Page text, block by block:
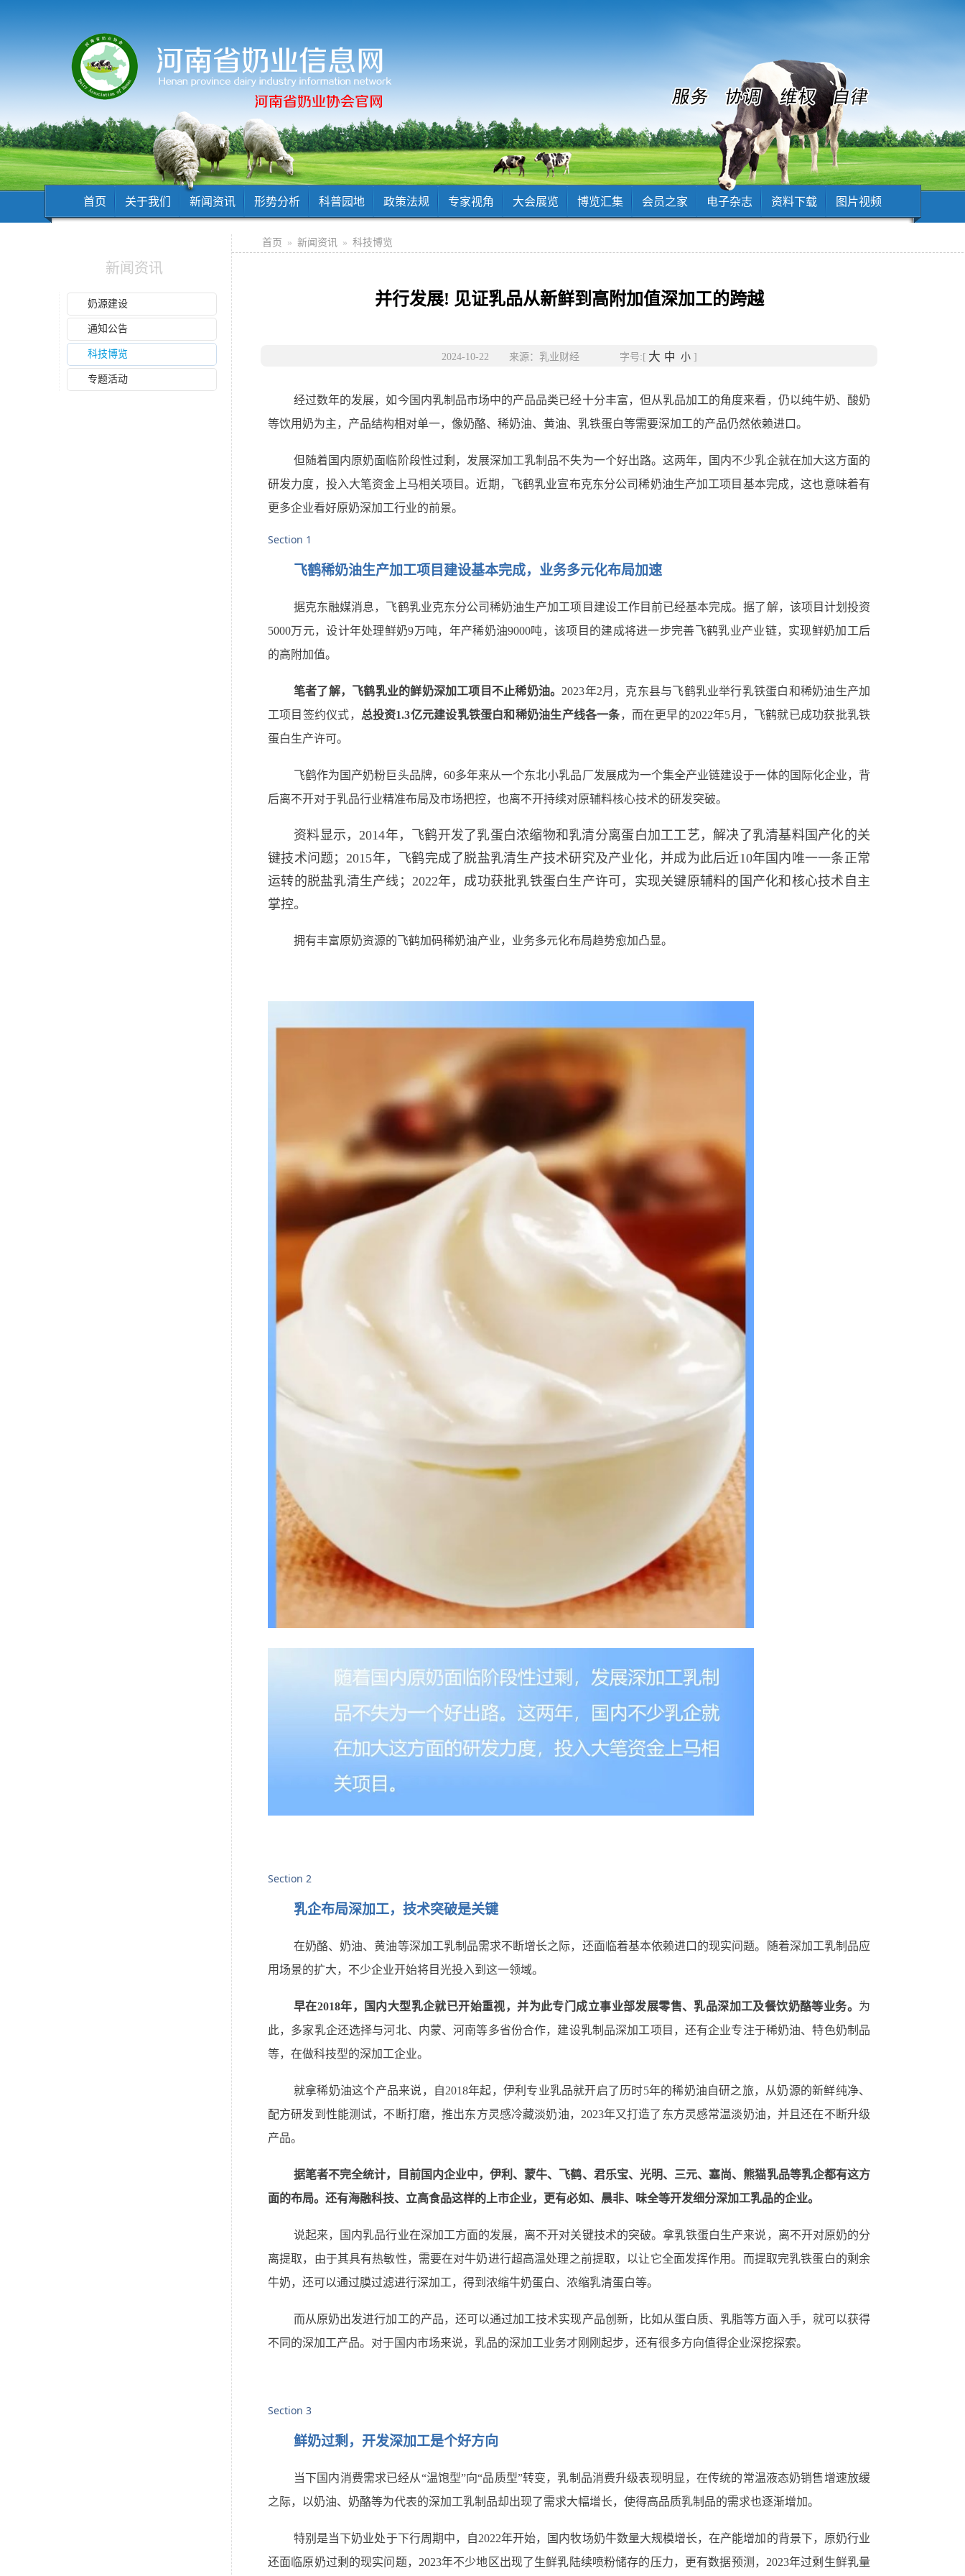
首页 关于我们 新闻资讯 形势分析 科普园地 政策法规 专家视角 大会展览 博览汇集 会员之家 电子杂志 资料下载 图片视频
新闻资讯
奶源建设
通知公告
科技博览
专题活动
首页 » 新闻资讯 » 科技博览
并行发展! 见证乳品从新鲜到高附加值深加工的跨越
2024-10-22 来源：乳业财经 字号:[大 中 小 ]
经过数年的发展，如今国内乳制品市场中的产品品类已经十分丰富，但从乳品加工的角度来看，仍以纯牛奶、酸奶
等饮用奶为主，产品结构相对单一，像奶酪、稀奶油、黄油、乳铁蛋白等需要深加工的产品仍然依赖进口。
但随着国内原奶面临阶段性过剩，发展深加工乳制品不失为一个好出路。这两年，国内不少乳企就在加大这方面的
研发力度，投入大笔资金上马相关项目。近期，飞鹤乳业宣布克东分公司稀奶油生产加工项目基本完成，这也意味着有
更多企业看好原奶深加工行业的前景。
Section 1
飞鹤稀奶油生产加工项目建设基本完成，业务多元化布局加速
据克东融媒消息，飞鹤乳业克东分公司稀奶油生产加工项目建设工作目前已经基本完成。据了解，该项目计划投资
5000万元，设计年处理鲜奶9万吨，年产稀奶油9000吨，该项目的建成将进一步完善飞鹤乳业产业链，实现鲜奶加工后
的高附加值。
笔者了解，飞鹤乳业的鲜奶深加工项目不止稀奶油。 2023年2月，克东县与飞鹤乳业举行乳铁蛋白和稀奶油生产加
工项目签约仪式， 总投资1.3亿元建设乳铁蛋白和稀奶油生产线各一条，而在更早的2022年5月，飞鹤就已成功获批乳铁
蛋白生产许可。
飞鹤作为国产奶粉巨头品牌，60多年来从一个东北小乳品厂发展成为一个集全产业链建设于一体的国际化企业，背
后离不开对于乳品行业精准布局及市场把控，也离不开持续对原辅料核心技术的研发突破。
资料显示，2014年，飞鹤开发了乳蛋白浓缩物和乳清分离蛋白加工工艺，解决了乳清基料国产化的关
键技术问题；2015年，飞鹤完成了脱盐乳清生产技术研究及产业化，并成为此后近10年国内唯一一条正常
运转的脱盐乳清生产线；2022年，成功获批乳铁蛋白生产许可，实现关键原辅料的国产化和核心技术自主
掌控。
拥有丰富原奶资源的飞鹤加码稀奶油产业，业务多元化布局趋势愈加凸显。
Section 2
乳企布局深加工，技术突破是关键
在奶酪、奶油、黄油等深加工乳制品需求不断增长之际，还面临着基本依赖进口的现实问题。随着深加工乳制品应
用场景的扩大，不少企业开始将目光投入到这一领域。
早在2018年，国内大型乳企就已开始重视，并为此专门成立事业部发展零售、乳品深加工及餐饮奶酪等业务。 为
此，多家乳企还选择与河北、内蒙、河南等多省份合作，建设乳制品深加工项目，还有企业专注于稀奶油、特色奶制品
等，在做科技型的深加工企业。
就拿稀奶油这个产品来说，自2018年起，伊利专业乳品就开启了历时5年的稀奶油自研之旅，从奶源的新鲜纯净、
配方研发到性能测试，不断打磨，推出东方灵感冷藏淡奶油，2023年又打造了东方灵感常温淡奶油，并且还在不断升级
产品。
据笔者不完全统计，目前国内企业中，伊利、蒙牛、飞鹤、君乐宝、光明、三元、塞尚、熊猫乳品等乳企都有这方
面的布局。还有海融科技、立高食品这样的上市企业，更有必如、晨非、味全等开发细分深加工乳品的企业。
说起来，国内乳品行业在深加工方面的发展，离不开对关键技术的突破。拿乳铁蛋白生产来说，离不开对原奶的分
离提取，由于其具有热敏性，需要在对牛奶进行超高温处理之前提取，以让它全面发挥作用。而提取完乳铁蛋白的剩余
牛奶，还可以通过膜过滤进行深加工，得到浓缩牛奶蛋白、浓缩乳清蛋白等。
而从原奶出发进行加工的产品，还可以通过加工技术实现产品创新，比如从蛋白质、乳脂等方面入手，就可以获得
不同的深加工产品。对于国内市场来说，乳品的深加工业务才刚刚起步，还有很多方向值得企业深挖探索。
Section 3
鲜奶过剩，开发深加工是个好方向
当下国内消费需求已经从“温饱型”向“品质型”转变，乳制品消费升级表现明显，在传统的常温液态奶销售增速放缓
之际，以奶油、奶酪等为代表的深加工乳制品却出现了需求大幅增长，使得高品质乳制品的需求也逐渐增加。
特别是当下奶业处于下行周期中，自2022年开始，国内牧场奶牛数量大规模增长，在产能增加的背景下，原奶行业
还面临原奶过剩的现实问题，2023年不少地区出现了生鲜乳陆续喷粉储存的压力，更有数据预测，2023年过剩生鲜乳量